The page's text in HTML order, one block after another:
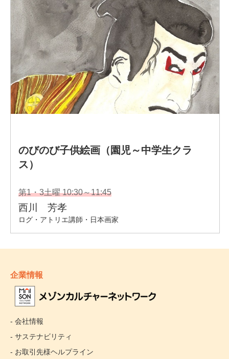
企業情報
- 会社情報
- サステナビリティ
- お取引先様ヘルプライン